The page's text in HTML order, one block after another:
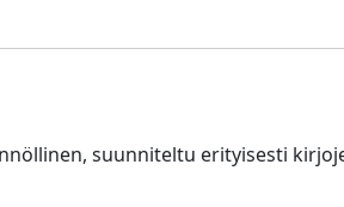
suunniteltu erityisesti